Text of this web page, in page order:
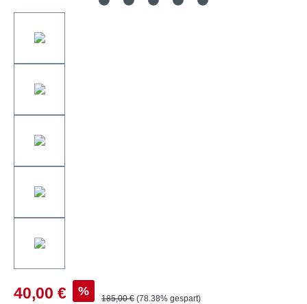
40,00 € %
185,00 € (78.38% gespart)